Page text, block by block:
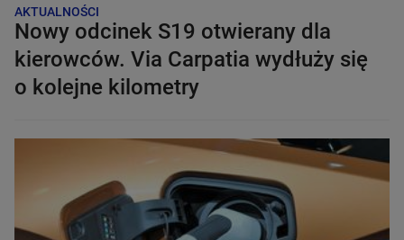
AKTUALNOŚCI
Nowy odcinek S19 otwierany dla
kierowców. Via Carpatia wydłuży się
o kolejne kilometry